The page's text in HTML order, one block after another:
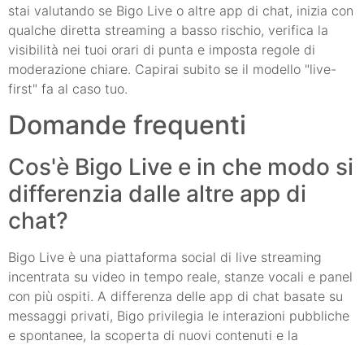
stai valutando se Bigo Live o altre app di chat, inizia con
qualche diretta streaming a basso rischio, verifica la
visibilità nei tuoi orari di punta e imposta regole di
moderazione chiare. Capirai subito se il modello "live-
first" fa al caso tuo.
Domande frequenti
Cos'è Bigo Live e in che modo si
differenzia dalle altre app di
chat?
Bigo Live è una piattaforma social di live streaming
incentrata su video in tempo reale, stanze vocali e panel
con più ospiti. A differenza delle app di chat basate su
messaggi privati, Bigo privilegia le interazioni pubbliche
e spontanee, la scoperta di nuovi contenuti e la